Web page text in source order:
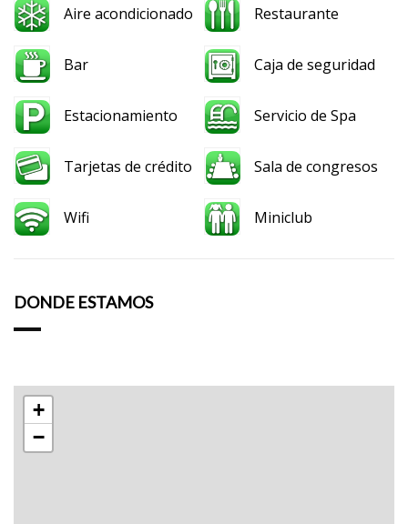
Aire acondicionado Restaurante
Bar Caja de seguridad
Estacionamiento Servicio de Spa
Tarjetas de crédito Sala de congresos
Wifi Miniclub
DONDE ESTAMOS
+
−